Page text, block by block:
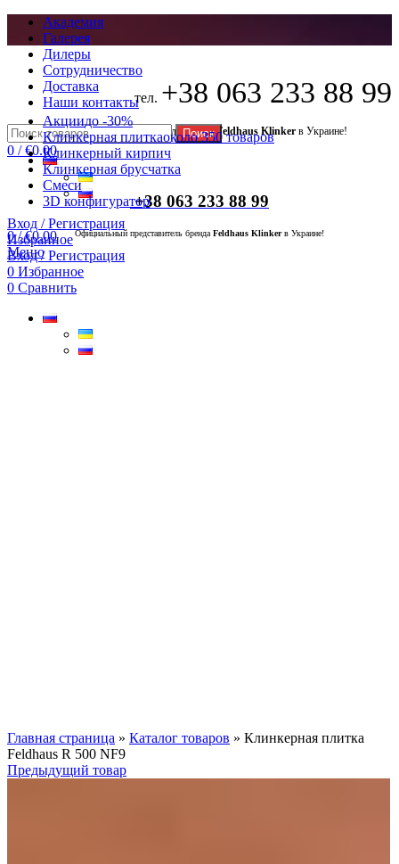
Академия
Галерея
Дилеры
Сотрудничество
Доставка
Наши контакты
Официальный представитель брендаFeldhaus Klinker в Украине!
Вход / Регистрация
Избранное
Вход / Регистрация
0 Избранное
0 Сравнить
тел. +38 063 233 88 99
Поиск
0 / €0.00
+38 063 233 88 99
0/ €0.00
Меню
Акциидо -30%
Клинкерная плиткаоколо 350 товаров
Клинкерный кирпич
Клинкерная брусчатка
Смеси
3D конфигуратор
Официальный представитель бренда Feldhaus Klinkerв Украине!
Главная страница » Каталог товаров » Клинкерная плитка
Feldhaus R 500 NF9
Предыдущий товар